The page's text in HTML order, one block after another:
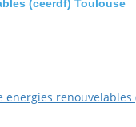
(ceerdf) Toulouse
energies renouvelables